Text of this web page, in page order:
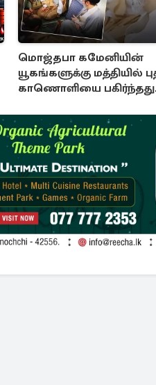
மொஜ்தபா கமேனியின்
யூகங்களுக்கு மத்தியில்
காணொளியை பகிர்ந்தது